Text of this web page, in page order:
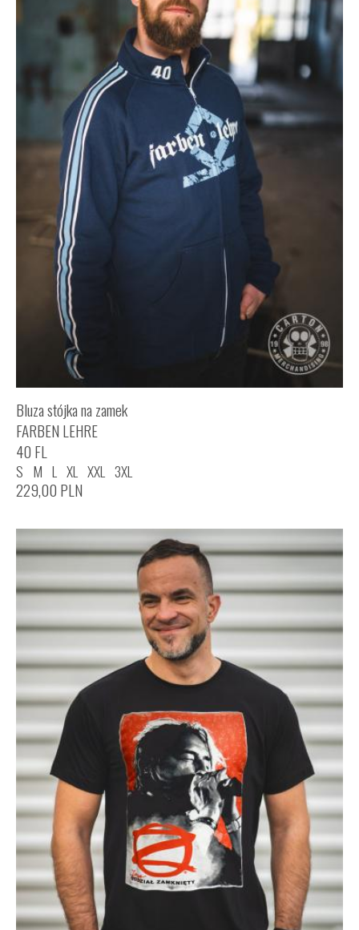
Bluza stójka na zamek
FARBEN LEHRE
40 FL
S M L XL XXL 3XL
229,00 PLN